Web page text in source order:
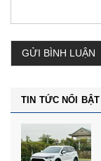
GỬI BÌNH LUẬN
TIN TỨC NỔI BẬT